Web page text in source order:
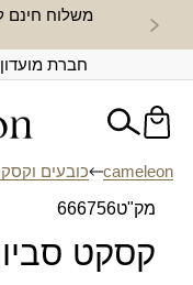
משלוח חינם
חברת
cameleon
כובעים
מק"ט666756
קסקט